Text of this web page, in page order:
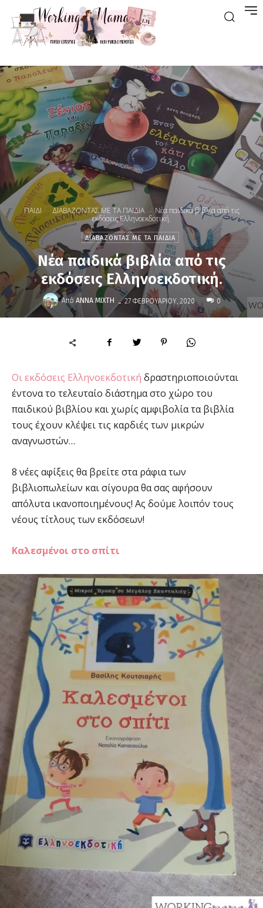
ΠΑΙΔΙ ΔΙΑΒΑΖΟΝΤΑΣ ΜΕ ΤΑ ΠΑΙΔΙΑ
Νέα παιδικά βιβλία από τις
εκδόσεις Ελληνοεκδοτική.
ΔΙΑΒΑΖΟΝΤΑΣ ΜΕ ΤΑ ΠΑΙΔΙΑ
Νέα παιδικά βιβλία από τις
εκδόσεις Ελληνοεκδοτική.
Από ΆΝΝΑ ΜΊΧΤΗ - 27 ΦΕΒΡΟΥΑΡΊΟΥ, 2020 0
Οι εκδόσεις Ελληνοεκδοτική δραστηριοποιούνται
έντονα το τελευταίο διάστημα στο χώρο του
παιδικού βιβλίου και χωρίς αμφιβολία τα βιβλία
τους έχουν κλέψει τις καρδιές των μικρών
αναγνωστών…
8 νέες αφίξεις θα βρείτε στα ράφια των
βιβλιοπωλείων και σίγουρα θα σας αφήσουν
απόλυτα ικανοποιημένους! Ας δούμε λοιπόν τους
νέους τίτλους των εκδόσεων!
Καλεσμένοι στο σπίτι